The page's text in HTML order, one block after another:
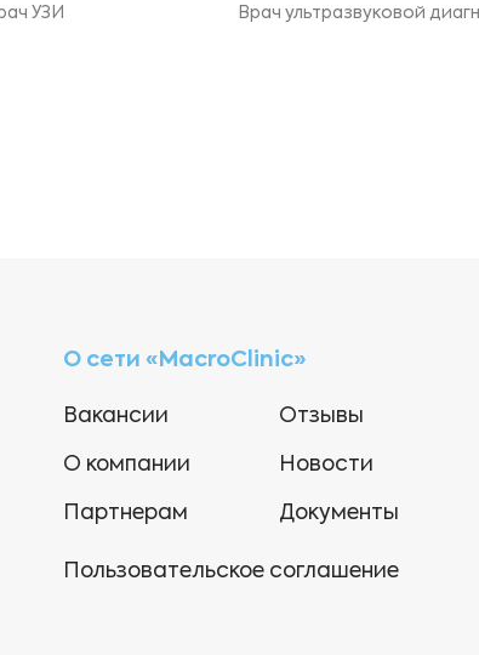
УЗИ Врач ультразвуковой
О сети «MacroClinic»
Вакансии
О компании
Партнерам
Отзывы
Новости
Документы
Пользовательское соглашение